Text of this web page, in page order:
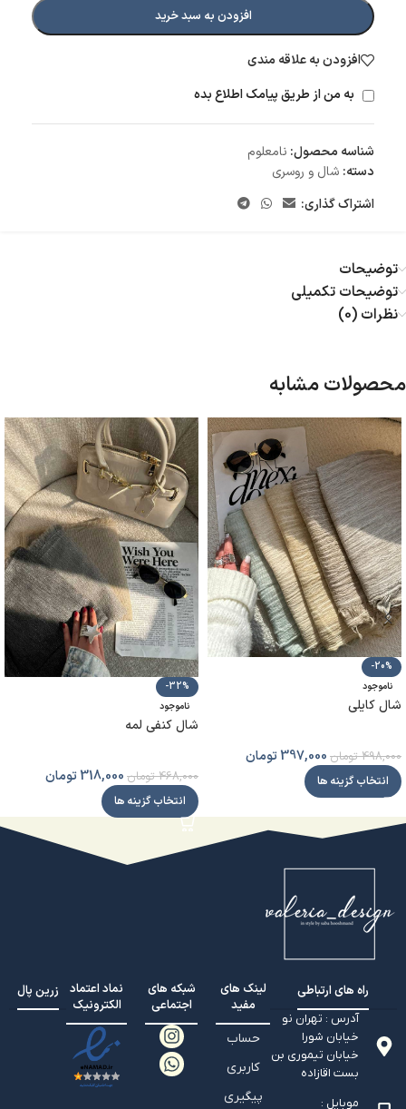
افزودن به سبد خرید
افزودن به علاقه مندی
به من از طریق پیامک اطلاع بده
شناسه محصول: نامعلوم
دسته: شال و روسری
اشتراک گذاری:
توضیحات
توضیحات تکمیلی
نظرات (0)
محصولات مشابه
-20%
ناموجود
شال کایلی
498,000 تومان 397,000تومان
انتخاب گزینه ها
-32%
ناموجود
شال کنفی لمه
468,000 تومان 318,000تومان
انتخاب گزینه ها
راه های ارتباطی
آدرس : تهران نو
خیابان شورا
خیابان تيموري بن
بست اقازاده
موبایل :
لینک های
مفید
حساب
کاربری
پیگیری
شبکه های
اجتماعی
نماد اعتماد
الکترونیک
زرین پال